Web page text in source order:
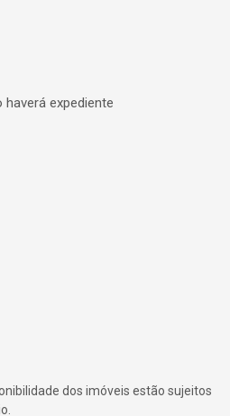
haverá expediente
dos imóveis estão sujeitos